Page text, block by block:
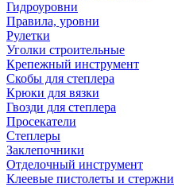
Гидроуровни
Правила, уровни
Рулетки
Уголки строительные
Крепежный инструмент
Скобы для степлера
Крюки для вязки
Гвозди для степлера
Просекатели
Степлеры
Заклепочники
Отделочный инструмент
Клеевые пистолеты и стержни